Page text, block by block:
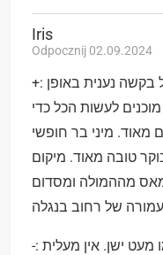
Iris
Odpocznij 02.09.2024
+: צוות אדיב בצורה בלתי רגילה. כל בקשה נענית באופן
לעשות הכל כדי
מאוד. מיני בר חופשי
טובה מאוד. מיקום
מההמולה ומסדום